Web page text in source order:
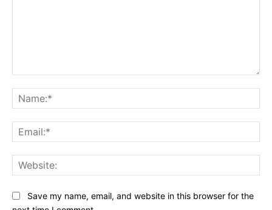
Save my name, email, and website in this browser for the